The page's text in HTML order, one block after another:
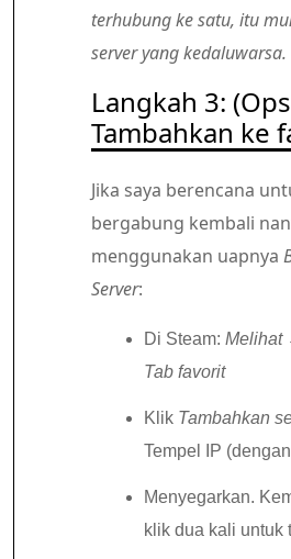
terhubung ke satu, itu
server yang kedaluwarsa.
Langkah 3:
Tambahkan ke
Jika saya berencana
bergabung kembali
menggunakan uapnya
Server:
Di Steam: Melihat
Tab favorit
Klik Tambahkan
Tempel IP
Menyegarkan.
klik dua kali untuk